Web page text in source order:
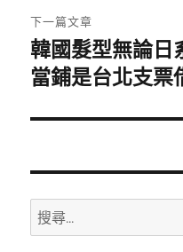
章:
下一篇文章
下
一
文
韓國髮型無論日
當鋪是台北支票
搜
尋